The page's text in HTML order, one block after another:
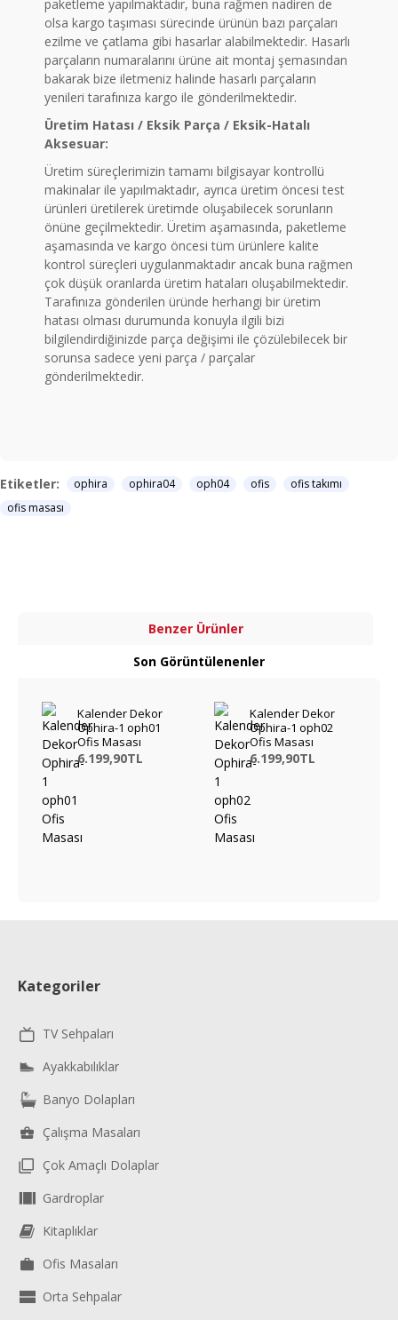
paketleme yapılmaktadır, buna rağmen nadiren de
olsa kargo taşıması sürecinde ürünün bazı parçaları
ezilme ve çatlama gibi hasarlar alabilmektedir. Hasarlı
parçaların numaralarını ürüne ait montaj şemasından
bakarak bize iletmeniz halinde hasarlı parçaların
yenileri tarafınıza kargo ile gönderilmektedir.
Üretim Hatası / Eksik Parça / Eksik-Hatalı
Aksesuar:
Üretim süreçlerimizin tamamı bilgisayar kontrollü
makinalar ile yapılmaktadır, ayrıca üretim öncesi test
ürünleri üretilerek üretimde oluşabilecek sorunların
önüne geçilmektedir. Üretim aşamasında, paketleme
aşamasında ve kargo öncesi tüm ürünlere kalite
kontrol süreçleri uygulanmaktadır ancak buna rağmen
çok düşük oranlarda üretim hataları oluşabilmektedir.
Tarafınıza gönderilen üründe herhangi bir üretim
hatası olması durumunda konuyla ilgili bizi
bilgilendirdiğinizde parça değişimi ile çözülebilecek bir
sorunsa sadece yeni parça / parçalar
gönderilmektedir.
Etiketler: ophira ophira04 oph04 ofis
ofis takımı
ofis masası
Benzer Ürünler
Son Görüntülenenler
Kalender Dekor
Ophira-1 oph01
Ofis Masası
6.199,90TL
Kalender Dekor
Ophira-1 oph02
Ofis Masası
6.199,90TL
Kategoriler
TV Sehpaları
Ayakkabılıklar
Banyo Dolapları
Çalışma Masaları
Çok Amaçlı Dolaplar
Gardroplar
Kitaplıklar
Ofis Masaları
Orta Sehpalar